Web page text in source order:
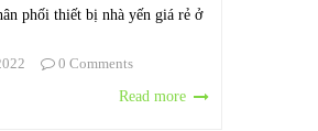
phối thiết bị nhà yến giá rẻ ở
0 Comments
Read more